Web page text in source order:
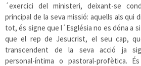
´exercici del ministeri, deixant-se
principal de la seva missió: aquells als qui
tot, és signe que l´Església no es dóna a
que el rep de Jesucrist, el seu cap,
transcendent de la seva acció ja
personal-íntima o pastoral-profètica.